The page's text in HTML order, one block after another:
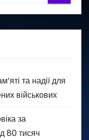
та надії для
військових
за
80 тисяч